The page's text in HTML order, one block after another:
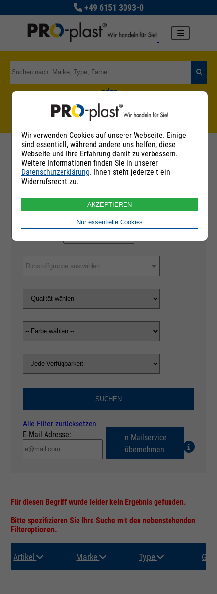
+49 6151 3093-0
oder
Zu den Rohstoffgruppen
Filter
Rohstoffgruppe auswählen
SUCHEN
Alle Filter zurücksetzen
E-Mail Adresse:
In Mailservice
übernehmen
Für diesen Begriff wurde leider kein Ergebnis gefunden.
Bitte spezifizieren Sie Ihre Suche mit den nebenstehenden
Filteroptionen.
Artikel Marke Type
Wir verwenden Cookies auf unserer Webseite. Einige
sind essentiell, während andere uns helfen, diese
Webseite und Ihre Erfahrung damit zu verbessern.
Weitere Informationen finden Sie in unserer
Datenschutzerklärung. Ihnen steht jederzeit ein
Widerrufsrecht zu.
AKZEPTIEREN
Nur essentielle Cookies